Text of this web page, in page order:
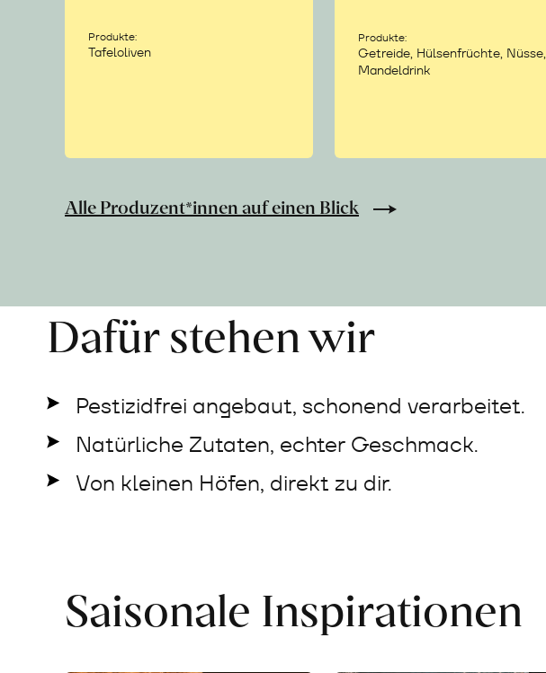
Produkte:
Tafeloliven
Produkte:
Getreide, Hülsenfrüchte, Nüsse,
Mandeldrink
Alle Produzent*innen auf einen Blick
Dafür stehen wir
Pestizidfrei angebaut, schonend verarbeitet.
Natürliche Zutaten, echter Geschmack.
Von kleinen Höfen, direkt zu dir.
Saisonale Inspirationen